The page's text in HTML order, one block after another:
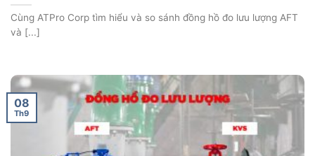
Cùng ATPro Corp tìm hiểu và so sánh đồng hồ đo lưu lượng AFT
và [...]
08
Th9